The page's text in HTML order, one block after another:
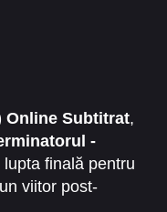
Online 2011
Online Subtitrat,
-
finală pentru
viitor post-